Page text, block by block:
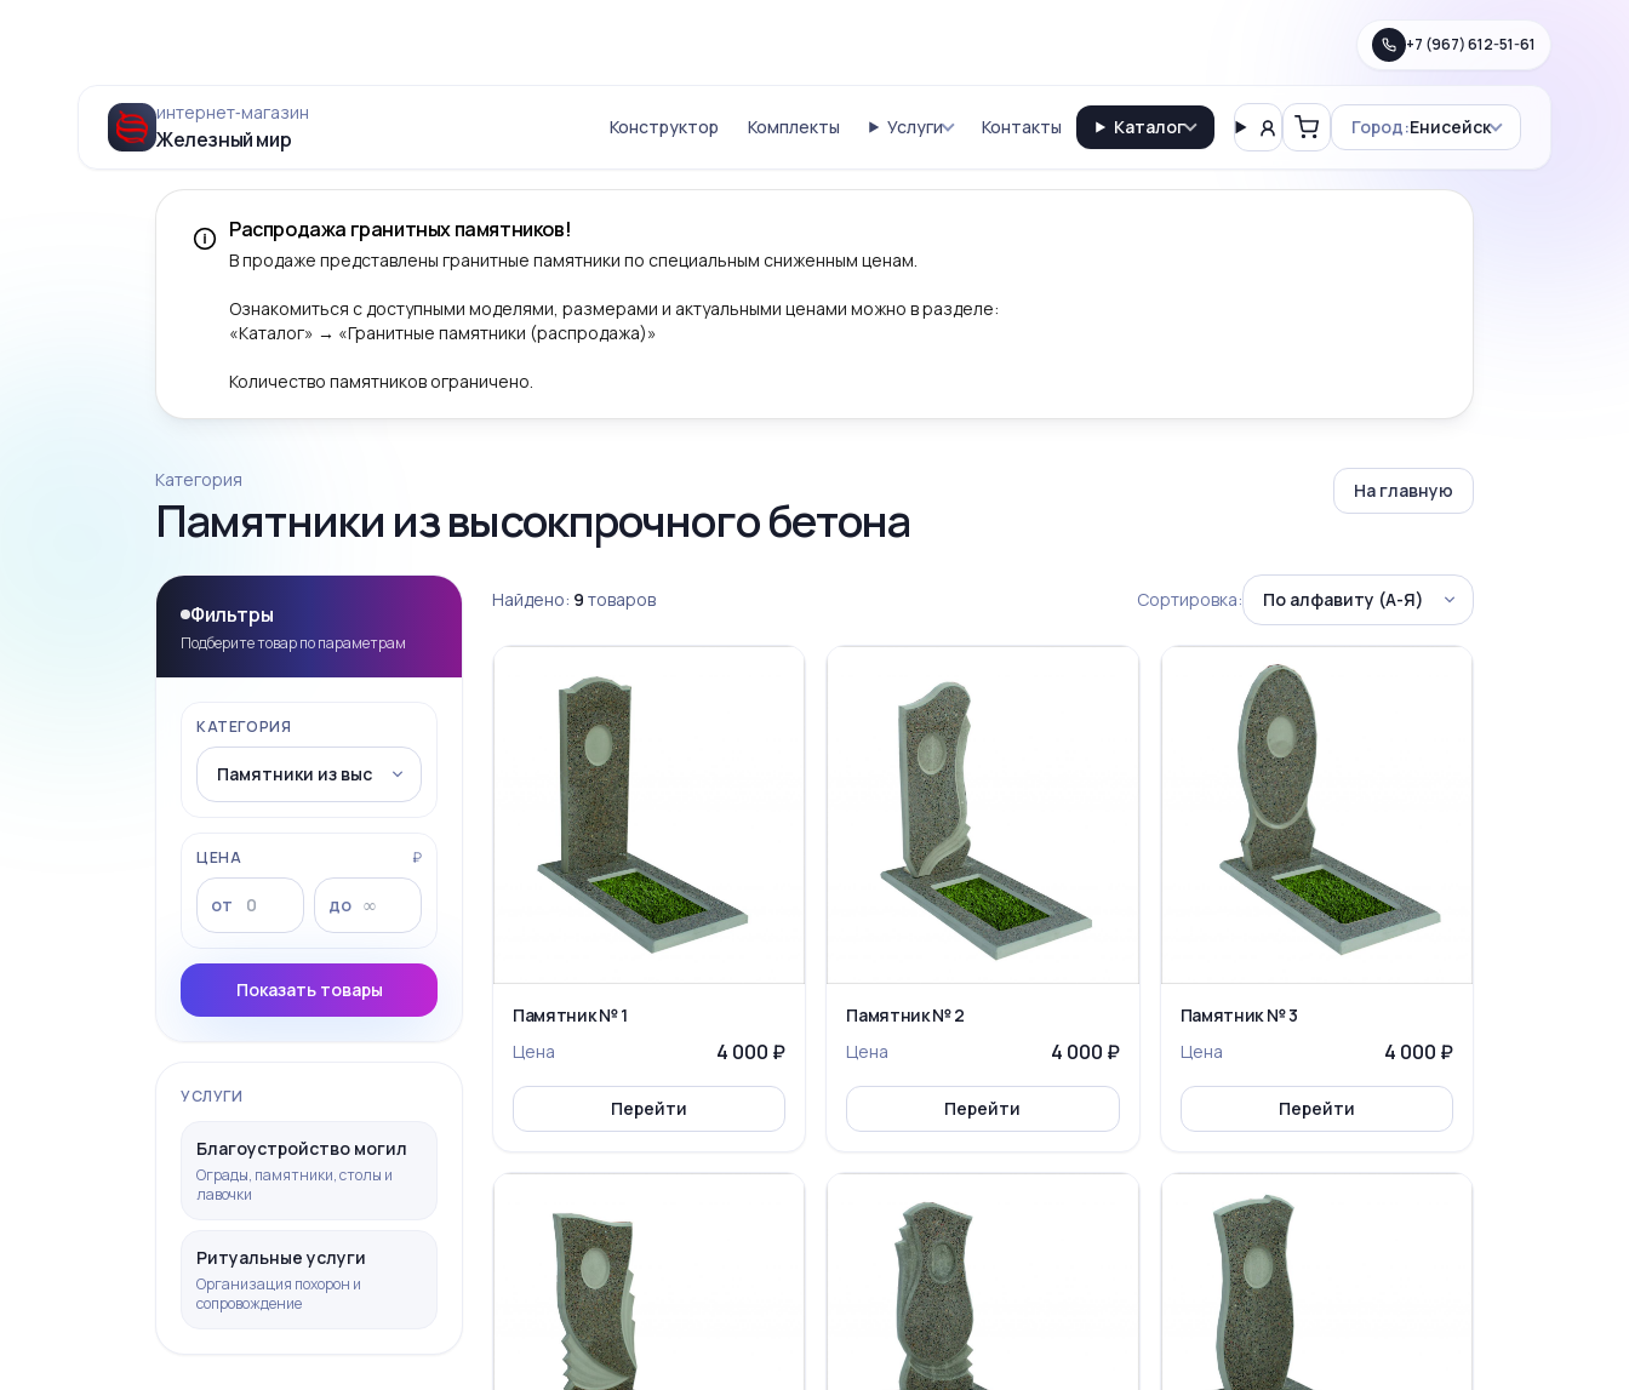
+7 (967) 612-51-61
интернет‑магазин
Железный мир Конструктор Комплекты Услуги Контакты Каталог ВходКорзинаГород:Енисейск
Распродажа гранитных памятников!
В продаже представлены гранитные памятники по специальным сниженным ценам.
Ознакомиться с доступными моделями, размерами и актуальными ценами можно в разделе:
«Каталог» → «Гранитные памятники (распродажа)»
Количество памятников ограничено.
Категория
Памятники из высокпрочного бетона
На главную
Фильтры
Подберите товар по параметрам
КАТЕГОРИЯ
ЦЕНА ₽
от до
Показать товары
УСЛУГИ
Благоустройство могил
Ограды, памятники, столы и
лавочки
Ритуальные услуги
Организация похорон и
сопровождение
Найдено: 9 товаров Сортировка:
Памятник № 1
Цена
4 000 ₽
Перейти
Памятник № 2
Цена
4 000 ₽
Перейти
Памятник № 3
Цена
4 000 ₽
Перейти